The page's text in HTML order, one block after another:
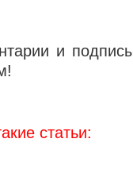
и
статьи: